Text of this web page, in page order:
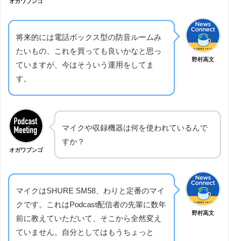
野村高文
将来的には電話ボックス型の防音ルームみ
たいもの、これを買っても良いかなと思っ
ていますが、今はそういう運用をしてま
す。
オガワブンゴ
マイクや収録機器は何を使われているんで
すか？
野村高文
マイクはSHURE SM58、わりと定番のマイ
クです。これはPodcast配信者の先輩に数年
前に教えていただいて、そこから全然変え
ていません。自分としてはもうちょっと